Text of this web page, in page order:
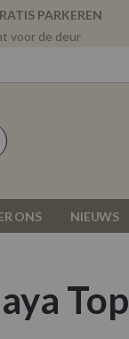
PARKEREN
voor de deur
ONS NIEUWS
Top